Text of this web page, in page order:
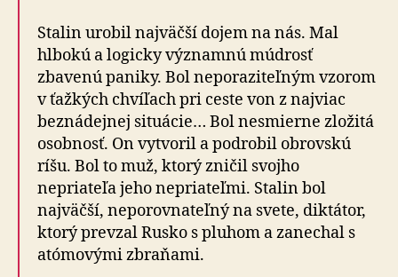
Stalin urobil najväčší dojem na nás. Mal
hlbokú a logicky významnú múdrosť
zbavenú paniky. Bol neporaziteľným vzorom
v ťažkých chvíľach pri ceste von z najviac
beznádejnej situácie… Bol nesmierne zložitá
osobnosť. On vytvoril a podrobil obrovskú
ríšu. Bol to muž, ktorý zničil svojho
nepriateľa jeho nepriateľmi. Stalin bol
najväčší, neporovnateľný na svete, diktátor,
ktorý prevzal Rusko s pluhom a zanechal s
atómovými zbraňami.